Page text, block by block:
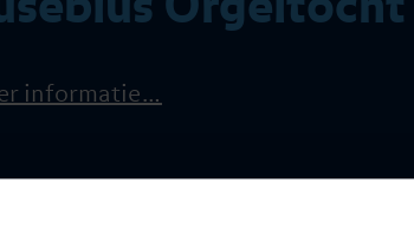
Orgeltocht
informatie…